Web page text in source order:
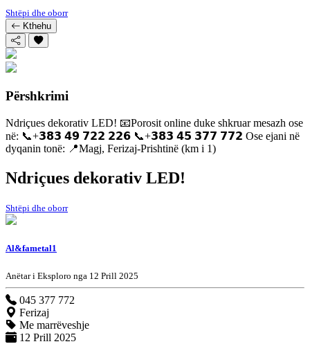
Shtëpi dhe oborr
Kthehu
Përshkrimi
Ndriçues dekorativ LED! 📧Porosit online duke shkruar mesazh ose
në: 📞+𝟯𝟴𝟯 𝟰𝟵 𝟳𝟮𝟮 𝟮𝟮𝟲 📞+𝟯𝟴𝟯 𝟰𝟱 𝟯𝟳𝟳 𝟳𝟳𝟮 Ose ejani në
dyqanin tonë: 📍Magj, Ferizaj-Prishtinë (km i 1)
Ndriçues dekorativ LED!
Shtëpi dhe oborr
Al&fametal1
Anëtar i Eksploro nga 12 Prill 2025
045 377 772
Ferizaj
Me marrëveshje
12 Prill 2025